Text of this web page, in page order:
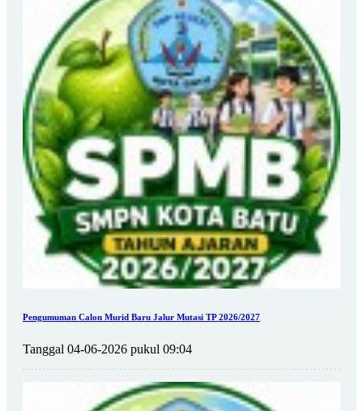
Pengumuman Calon Murid Baru Jalur Mutasi TP 2026/2027
Tanggal 04-06-2026 pukul 09:04